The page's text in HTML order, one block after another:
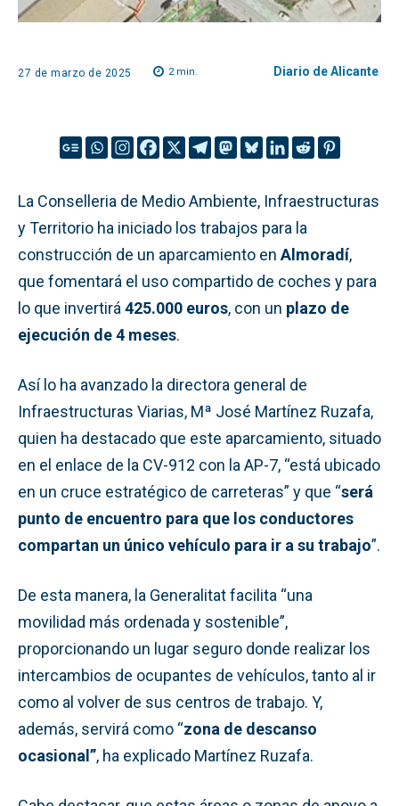
27 de marzo de 2025 2min. Diario de Alicante
La Conselleria de Medio Ambiente, Infraestructuras
y Territorio ha iniciado los trabajos para la
construcción de un aparcamiento en Almoradí,
que fomentará el uso compartido de coches y para
lo que invertirá 425.000 euros, con un plazo de
ejecución de 4 meses.
Así lo ha avanzado la directora general de
Infraestructuras Viarias, Mª José Martínez Ruzafa,
quien ha destacado que este aparcamiento, situado
en el enlace de la CV-912 con la AP-7, “está ubicado
en un cruce estratégico de carreteras” y que “será
punto de encuentro para que los conductores
compartan un único vehículo para ir a su trabajo”.
De esta manera, la Generalitat facilita “una
movilidad más ordenada y sostenible”,
proporcionando un lugar seguro donde realizar los
intercambios de ocupantes de vehículos, tanto al ir
como al volver de sus centros de trabajo. Y,
además, servirá como “zona de descanso
ocasional”, ha explicado Martínez Ruzafa.